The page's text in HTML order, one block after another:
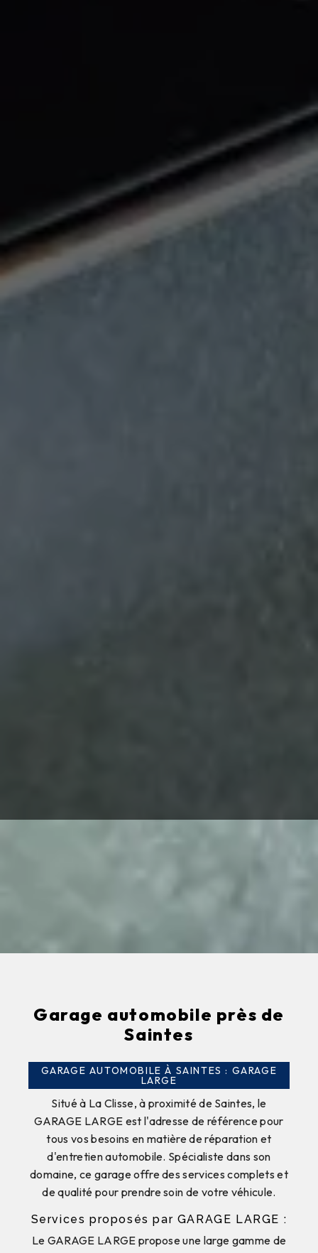
Garage automobile près de
Saintes
GARAGE AUTOMOBILE À SAINTES : GARAGE
LARGE
Situé à La Clisse, à proximité de Saintes, le
GARAGE LARGE est l'adresse de référence pour
tous vos besoins en matière de réparation et
d'entretien automobile. Spécialiste dans son
domaine, ce garage offre des services complets et
de qualité pour prendre soin de votre véhicule.
Services proposés par GARAGE LARGE :
Le GARAGE LARGE propose une large gamme de